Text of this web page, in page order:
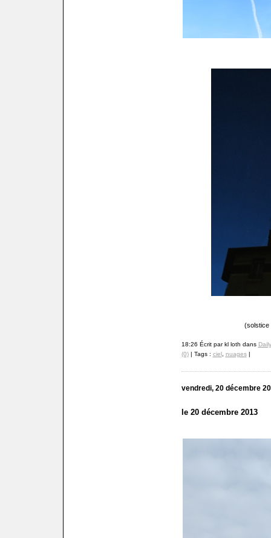
(solstice
18:26 Écrit par kl loth dans
(0)| Tags : ciel, nuages|
vendredi, 20 décembre
le 20 décembre 2013